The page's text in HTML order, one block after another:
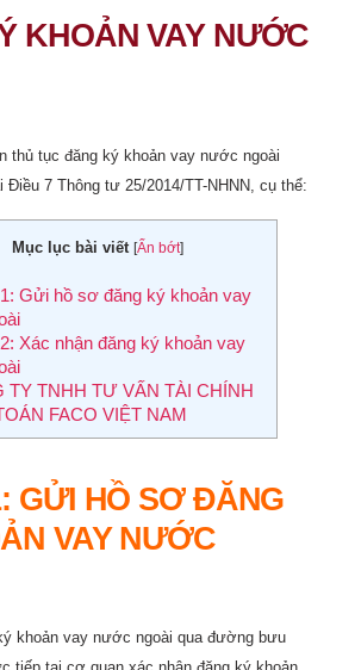
KHOẢN VAY NƯỚC
thủ tục đăng ký khoản vay nước ngoài
7 Thông tư 25/2014/TT-NHNN, cụ thể:
Mục lục bài viết [Ẩn bớt]
Gửi hồ sơ đăng ký khoản vay
Xác nhận đăng ký khoản vay
TY TNHH TƯ VẤN TÀI CHÍNH
FACO VIỆT NAM
GỬI HỒ SƠ ĐĂNG
VAY NƯỚC
khoản vay nước ngoài qua đường bưu